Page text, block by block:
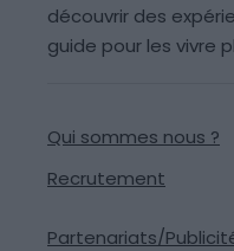
découvrir des
guide pour les vivre
Qui sommes nous ?
Recrutement
Partenariats/